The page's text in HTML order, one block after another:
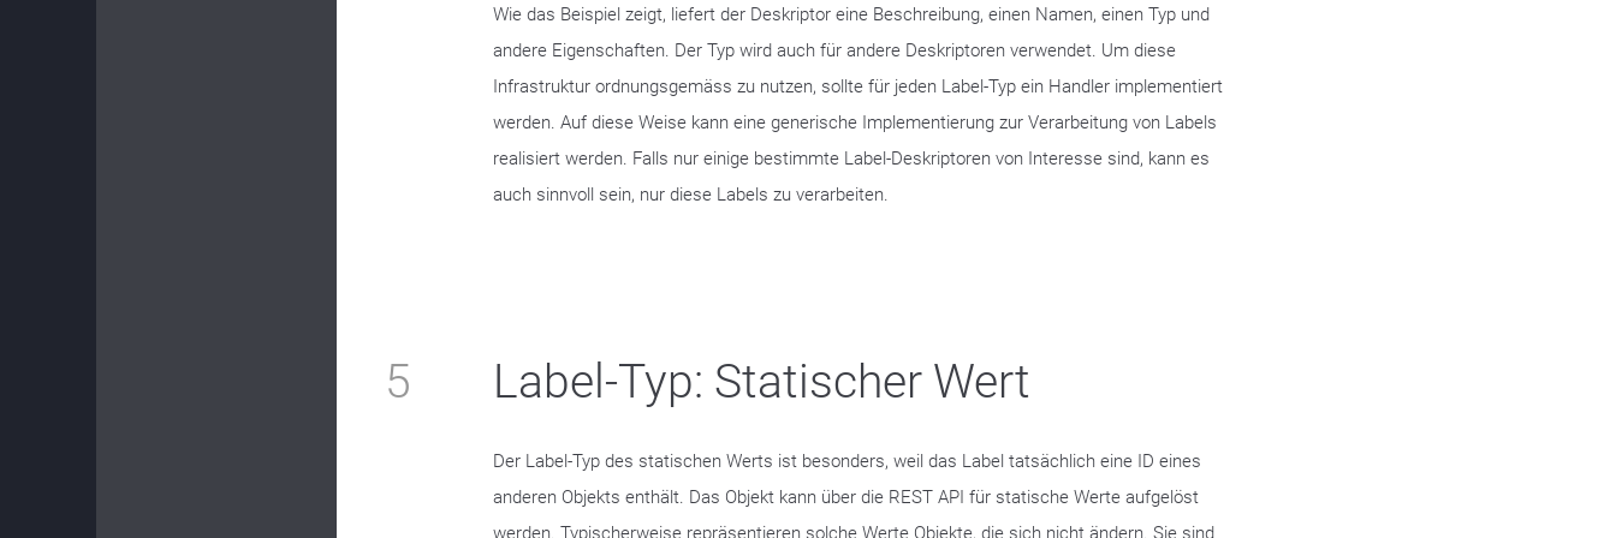
Wie das Beispiel zeigt, liefert der Deskriptor eine Beschreibung, einen Namen, einen Typ und
andere Eigenschaften. Der Typ wird auch für andere Deskriptoren verwendet. Um diese
Infrastruktur ordnungsgemäss zu nutzen, sollte für jeden Label-Typ ein Handler implementiert
werden. Auf diese Weise kann eine generische Implementierung zur Verarbeitung von Labels
realisiert werden. Falls nur einige bestimmte Label-Deskriptoren von Interesse sind, kann es
auch sinnvoll sein, nur diese Labels zu verarbeiten.
5 Label-Typ: Statischer Wert
Der Label-Typ des statischen Werts ist besonders, weil das Label tatsächlich eine ID eines
anderen Objekts enthält. Das Objekt kann über die REST API für statische Werte aufgelöst
werden. Typischerweise repräsentieren solche Werte Objekte, die sich nicht ändern. Sie sind